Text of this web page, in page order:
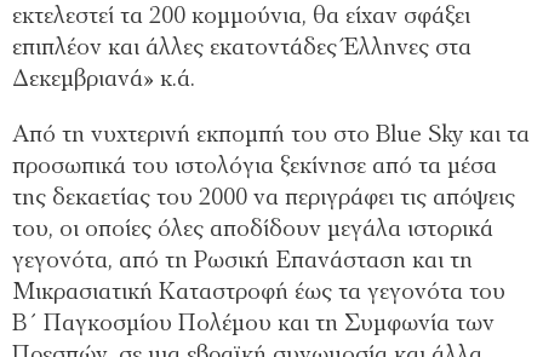
εκτελεστεί τα 200 κομμούνια, θα είχαν σφάξει
επιπλέον και άλλες εκατοντάδες Έλληνες στα
Δεκεμβριανά» κ.ά.
Από τη νυχτερινή εκπομπή του στο Blue Sky και τα
προσωπικά του ιστολόγια ξεκίνησε από τα μέσα
της δεκαετίας του 2000 να περιγράφει τις απόψεις
του, οι οποίες όλες αποδίδουν μεγάλα ιστορικά
γεγονότα, από τη Ρωσική Επανάσταση και τη
Μικρασιατική Καταστροφή έως τα γεγονότα του
Β΄ Παγκοσμίου Πολέμου και τη Συμφωνία των